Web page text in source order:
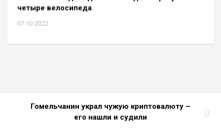
четыре велосипеда
07.10.2022
Гомельчанин украл чужую криптовалюту –
его нашли и судили